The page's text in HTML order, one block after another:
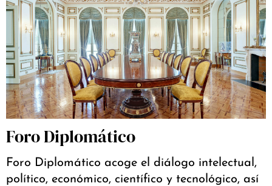
Foro Diplomático
Foro Diplomático acoge el diálogo intelectual,
político, económico, científico y tecnológico, así